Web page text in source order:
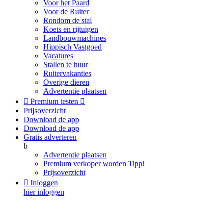
Voor het Paard
Voor de Ruiter
Rondom de stal
Koets en rijtuigen
Landbouwmachines
Hippisch Vastgoed
Vacatures
Stallen te huur
Ruitervakanties
Overige dieren
Advertentie plaatsen
 Premium testen 
Prijsoverzicht
Download de app
Download de app
Gratis adverteren
b
Advertentie plaatsen
Premium verkoper worden Tipp!
Prijsoverzicht
 Inloggen
hier inloggen